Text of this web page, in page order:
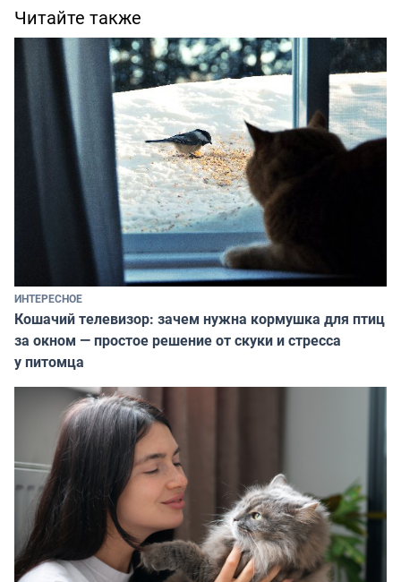
Читайте также
ИНТЕРЕСНОЕ
Кошачий телевизор: зачем нужна кормушка для птиц
за окном — простое решение от скуки и стресса
у питомца